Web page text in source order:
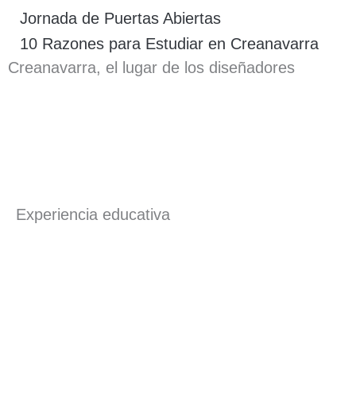
Jornada de Puertas Abiertas
10 Razones para Estudiar en Creanavarra
Creanavarra, el lugar de los diseñadores
Experiencia educativa